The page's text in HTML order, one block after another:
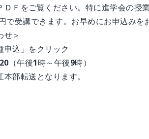
Ｆをご覧ください。特に進学会の授
受講できます。お早めにお申込みを
せ＞
込」をクリック
午後1時～午後9時）
転送となります。